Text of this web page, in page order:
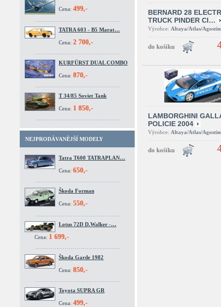
Cena: 499,-
TATRA 603 - B5 Marat…
Cena: 2 700,-
KURFÜRST DUAL COMBO
Cena: 870,-
T 34/85 Soviet Tank
Cena: 1 850,-
NEJPRODÁVANĚJŠÍ MODELY
Tatra T600 TATRAPLAN…
Cena: 650,-
Škoda Forman
Cena: 550,-
Lotus 72D D.Walker -…
Cena: 1 699,-
Škoda Garde 1982
Cena: 850,-
Toyota SUPRA GR
Cena: 499,-
BERNARD 28
TRUCK PINDER CI…
Výrobce: Altaya/Atlas/
LAMBORGHINI
POLICIE 2004
Výrobce: Altaya/Atlas/